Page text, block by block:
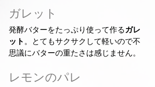
ガレット
発酵バターをたっぷり使って作るガレ
ット。とてもサクサクして軽いので不
思議にバターの重たさは感じません。
レモンのパレ